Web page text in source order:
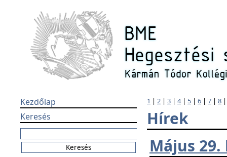
Kezdőlap
Keresés
1 | 2 | 3 | 4| 5 | 6 | 7 | 8
Hírek
Május